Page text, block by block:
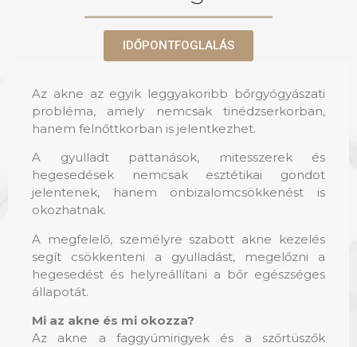
IDŐPONTFOGLALÁS
Az akne az egyik leggyakoribb bőrgyógyászati
probléma, amely nemcsak tinédzserkorban,
hanem felnőttkorban is jelentkezhet.
A gyulladt pattanások, mitesszerek és
hegesedések nemcsak esztétikai gondot
jelentenek, hanem önbizalomcsökkenést is
okozhatnak.
A megfelelő, személyre szabott akne kezelés
segít csökkenteni a gyulladást, megelőzni a
hegesedést és helyreállítani a bőr egészséges
állapotát.
Mi az akne és mi okozza?
Az akne a faggyúmirigyek és a szőrtüszők